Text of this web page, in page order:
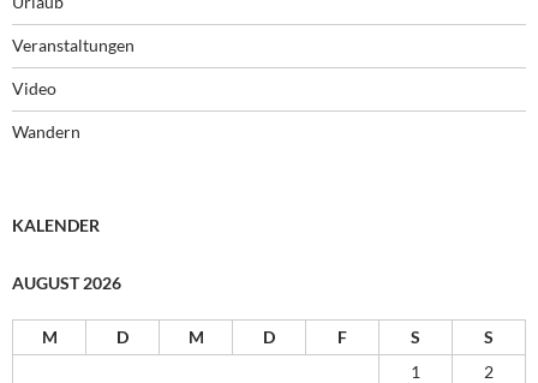
Veranstaltungen
Video
Wandern
KALENDER
AUGUST 2026
M D M D F S
S
1
2